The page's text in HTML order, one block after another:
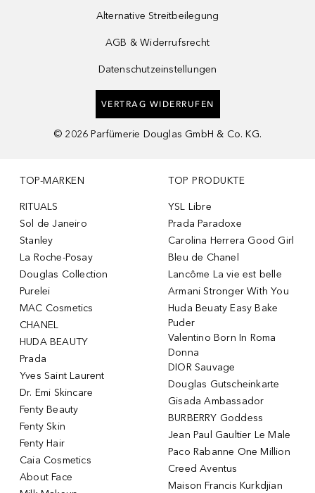
Alternative Streitbeilegung
AGB & Widerrufsrecht
Datenschutzeinstellungen
VERTRAG WIDERRUFEN
© 2026 Parfümerie Douglas GmbH & Co. KG.
TOP-MARKEN
RITUALS
Sol de Janeiro
Stanley
La Roche-Posay
Douglas Collection
Purelei
MAC Cosmetics
CHANEL
HUDA BEAUTY
Prada
Yves Saint Laurent
Dr. Emi Skincare
Fenty Beauty
Fenty Skin
Fenty Hair
Caia Cosmetics
About Face
TOP PRODUKTE
YSL Libre
Prada Paradoxe
Carolina Herrera Good Girl
Bleu de Chanel
Lancôme La vie est belle
Armani Stronger With You
Huda Beuaty Easy Bake
Puder
Valentino Born In Roma
Donna
DIOR Sauvage
Douglas Gutscheinkarte
Gisada Ambassador
BURBERRY Goddess
Jean Paul Gaultier Le Male
Paco Rabanne One Million
Creed Aventus
Maison Francis Kurkdjian